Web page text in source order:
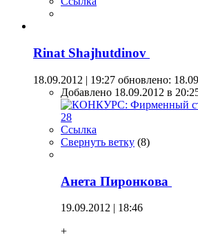
Rinat Shajhutdinov
18.09.2012 | 19:27 обновлено:
Добавлено 18.09.2012 в
Ссылка
Свернуть ветку (8)
Анета Пиронкова
19.09.2012 | 18:46
+